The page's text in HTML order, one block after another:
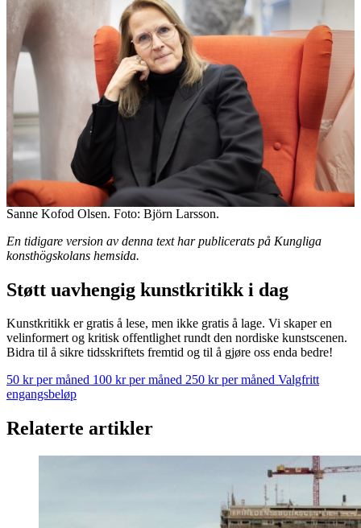
Sanne Kofod Olsen. Foto: Björn Larsson.
En tidigare version av denna text har publicerats på Kungliga
konsthögskolans hemsida.
Støtt uavhengig kunstkritikk i dag
Kunstkritikk er gratis å lese, men ikke gratis å lage. Vi skaper en
velinformert og kritisk offentlighet rundt den nordiske kunstscenen.
Bidra til å sikre tidsskriftets fremtid og til å gjøre oss enda bedre!
50 kr per måned 100 kr per måned 250 kr per måned Valgfritt
engangsbeløp
Relaterte artikler